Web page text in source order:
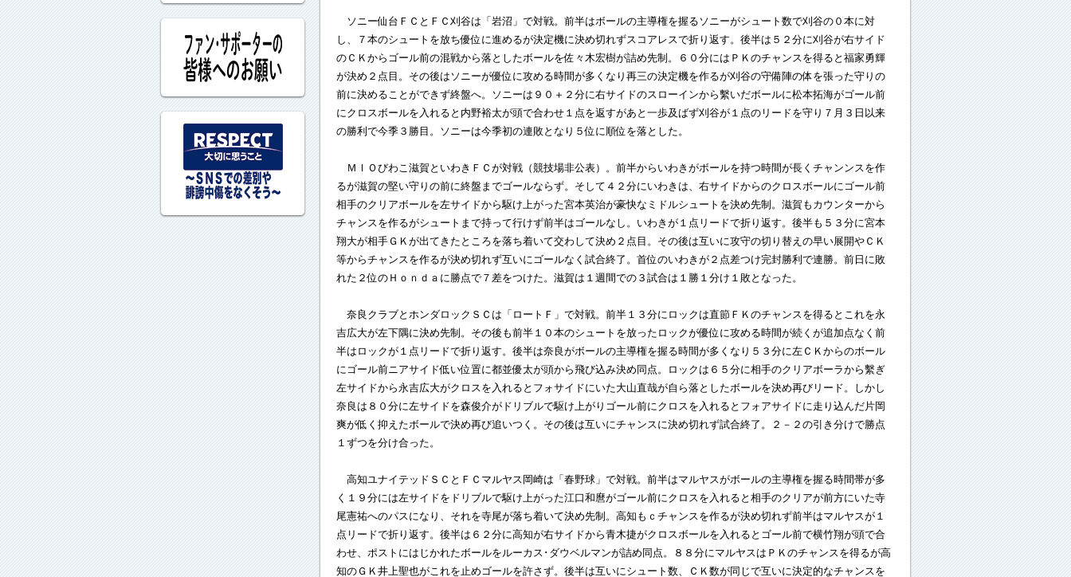
ソニー仙台ＦＣとＦＣ刈谷は「岩沼」で対戦。前半はボールの主導権を握るソニーがシュート数で刈谷の０本に対
し、７本のシュートを放ち優位に進めるが決定機に決め切れずスコアレスで折り返す。後半は５２分に刈谷が右サイド
のＣＫからゴール前の混戦から落としたボールを佐々木宏樹が詰め先制。６０分にはＰＫのチャンスを得ると福家勇輝
が決め２点目。その後はソニーが優位に攻める時間が多くなり再三の決定機を作るが刈谷の守備陣の体を張った守りの
前に決めることができず終盤へ。ソニーは９０＋２分に右サイドのスローインから繫いだボールに松本拓海がゴール前
にクロスボールを入れると内野裕太が頭で合わせ１点を返すがあと一歩及ばず刈谷が１点のリードを守り７月３日以来
の勝利で今季３勝目。ソニーは今季初の連敗となり５位に順位を落とした。
ＭＩＯびわこ滋賀といわきＦＣが対戦（競技場非公表）。前半からいわきがボールを持つ時間が長くチャンンスを作
るが滋賀の堅い守りの前に終盤までゴールならず。そして４２分にいわきは、右サイドからのクロスボールにゴール前
相手のクリアボールを左サイドから駆け上がった宮本英治が豪快なミドルシュートを決め先制。滋賀もカウンターから
チャンスを作るがシュートまで持って行けず前半はゴールなし。いわきが１点リードで折り返す。後半も５３分に宮本
翔大が相手ＧＫが出てきたところを落ち着いて交わして決め２点目。その後は互いに攻守の切り替えの早い展開やＣＫ
等からチャンスを作るが決め切れず互いにゴールなく試合終了。首位のいわきが２点差つけ完封勝利で連勝。前日に敗
れた２位のＨｏｎｄａに勝点で７差をつけた。滋賀は１週間での３試合は１勝１分け１敗となった。
奈良クラブとホンダロックＳＣは「ロートＦ」で対戦。前半１３分にロックは直節ＦＫのチャンスを得るとこれを永
吉広大が左下隅に決め先制。その後も前半１０本のシュートを放ったロックが優位に攻める時間が続くが追加点なく前
半はロックが１点リードで折り返す。後半は奈良がボールの主導権を握る時間が多くなり５３分に左ＣＫからのボール
にゴール前ニアサイド低い位置に都並優太が頭から飛び込み決め同点。ロックは６５分に相手のクリアボーラから繫ぎ
左サイドから永吉広大がクロスを入れるとフォサイドにいた大山直哉が自ら落としたボールを決め再びリード。しかし
奈良は８０分に左サイドを森俊介がドリブルで駆け上がりゴール前にクロスを入れるとフォアサイドに走り込んだ片岡
爽が低く抑えたボールで決め再び追いつく。その後は互いにチャンスに決め切れず試合終了。２－２の引き分けで勝点
１ずつを分け合った。
高知ユナイテッドＳＣとＦＣマルヤス岡崎は「春野球」で対戦。前半はマルヤスがボールの主導権を握る時間帯が多
く１９分には左サイドをドリブルで駆け上がった江口和麿がゴール前にクロスを入れると相手のクリアが前方にいた寺
尾憲祐へのパスになり、それを寺尾が落ち着いて決め先制。高知もｃチャンスを作るが決め切れず前半はマルヤスが１
点リードで折り返す。後半は６２分に高知が右サイドから青木捷がクロスボールを入れるとゴール前で横竹翔が頭で合
わせ、ポストにはじかれたボールをルーカス･ダウベルマンが詰め同点。８８分にマルヤスはＰＫのチャンスを得るが高
知のＧＫ井上聖也がこれを止めゴールを許さず。後半は互いにシュート数、ＣＫ数が同じで互いに決定的なチャンスを